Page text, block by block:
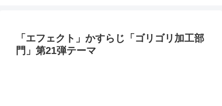
「エフェクト」かすらじ「ゴリゴリ加工部
門」第21弾テーマ